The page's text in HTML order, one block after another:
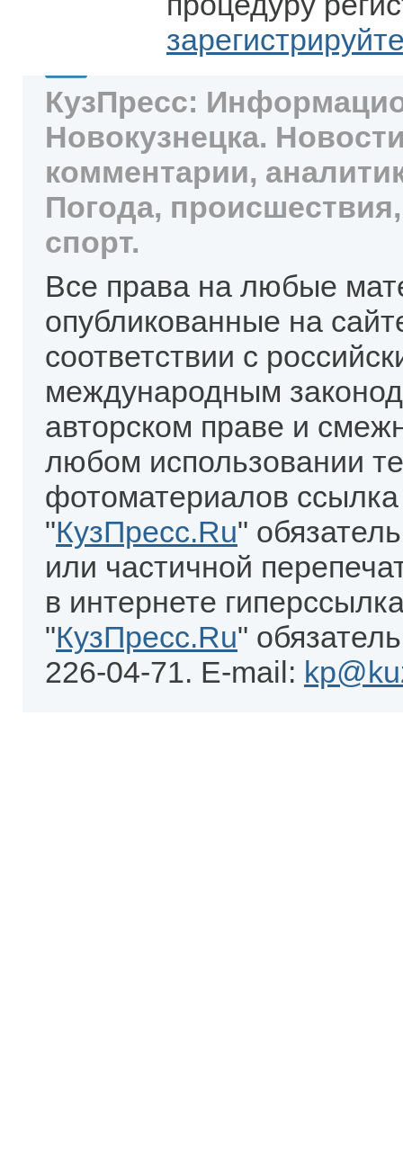
КузПресс:
Новокузнецка.
комментарии,
Погода,
спорт.
Все права на любые
опубликованные на
соответствии с
международным
авторском праве и
любом использовании
фотоматериалов
"КузПресс.Ru"
или частичной
в интернете
"КузПресс.Ru"
226-04-71. E-mail: